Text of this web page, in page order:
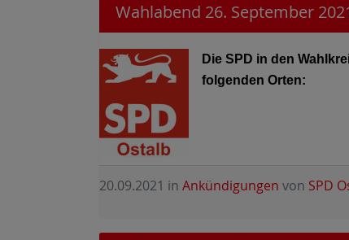
Wahlabend 26. September
Die SPD in den
folgenden Orten:
20.09.2021 in Ankündigungen von SPD